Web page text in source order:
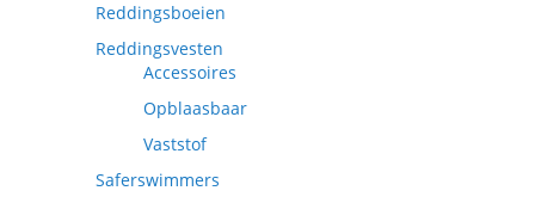
Reddingsboeien
Reddingsvesten
Accessoires
Opblaasbaar
Vaststof
Saferswimmers